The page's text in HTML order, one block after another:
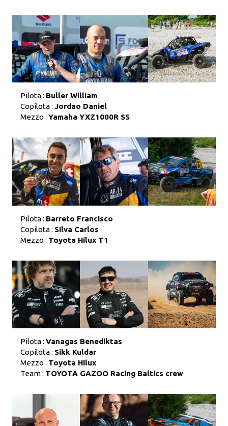
Pilota : Buller William
Copilota : Jordao Daniel
Mezzo : Yamaha YXZ1000R SS
Pilota : Barreto Francisco
Copilota : Silva Carlos
Mezzo : Toyota Hilux T1
Pilota : Vanagas Benediktas
Copilota : Sikk Kuldar
Mezzo : Toyota Hilux
Team : TOYOTA GAZOO Racing Baltics crew